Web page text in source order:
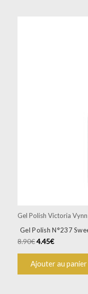
Gel Polish Victoria Vynn
Gel Polish N°237
8.90€4.45€
Ajouter au panier